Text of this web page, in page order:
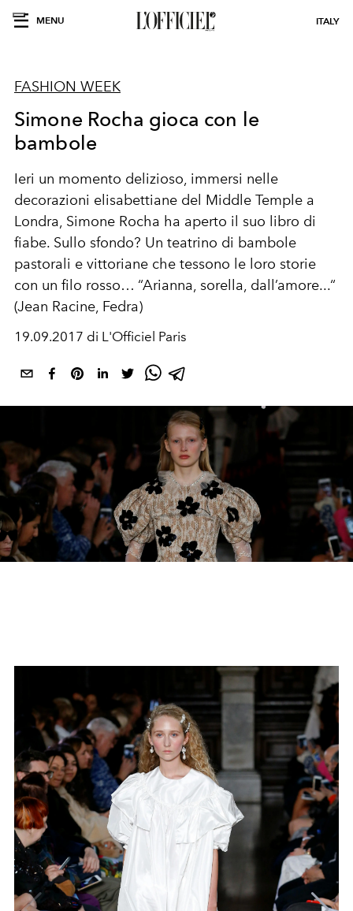
MENU ITALY
FASHION WEEK
Simone Rocha gioca con le
bambole
Ieri un momento delizioso, immersi nelle
decorazioni elisabettiane del Middle Temple a
Londra, Simone Rocha ha aperto il suo libro di
fiabe. Sullo sfondo? Un teatrino di bambole
pastorali e vittoriane che tessono le loro storie
con un filo rosso… “Arianna, sorella, dall’amore...“
(Jean Racine, Fedra)
19.09.2017 di L'Officiel Paris